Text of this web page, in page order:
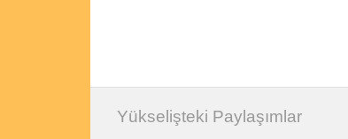
Yükselişteki Paylaşımlar